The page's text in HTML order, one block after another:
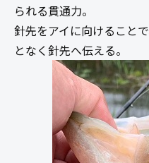
られる貫通力。
針先をアイに向けること
となく針先へ伝える。